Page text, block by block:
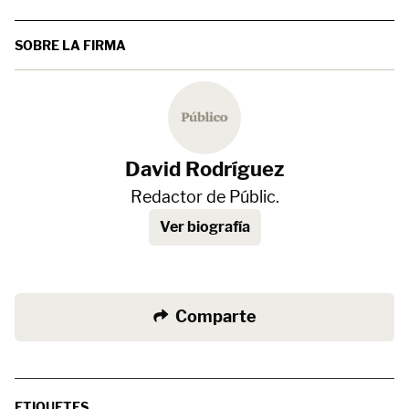
SOBRE LA FIRMA
David Rodríguez
Redactor de Públic.
Ver biografía
Comparte